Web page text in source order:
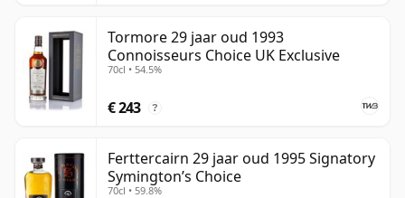
Tormore 29 jaar oud 1993
Connoisseurs Choice UK Exclusive
70cl • 54.5%
€ 243 ?
Ferttercairn 29 jaar oud 1995 Signatory
Symington’s Choice
70cl • 59.8%